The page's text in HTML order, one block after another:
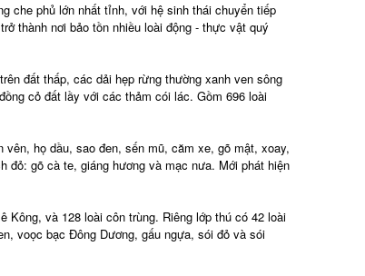
che phủ lớn nhất tỉnh, với hệ sinh thái chuyển tiếp
thành nơi bảo tồn nhiều loài động - thực vật quý
đất thấp, các dải hẹp rừng thường xanh ven sông
cỏ đất lầy với các thảm cói lác. Gồm 696 loài
họ dầu, sao đen, sến mũ, căm xe, gõ mật, xoay,
đỏ: gõ cà te, giáng hương và mạc nưa. Mới phát hiện
Kông, và 128 loài côn trùng. Riêng lớp thú có 42 loài
voọc bạc Đông Dương, gấu ngựa, sói đỏ và sói